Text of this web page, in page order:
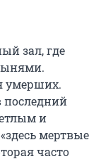
зал, где
умерших.
последний
и
мертвые
часто